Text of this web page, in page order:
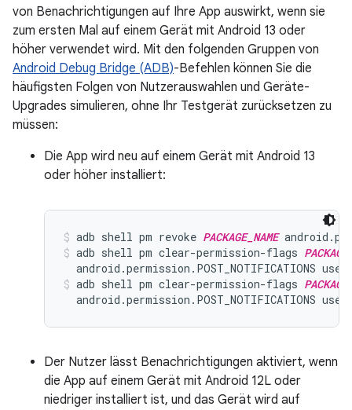
von Benachrichtigungen auf Ihre App auswirkt, wenn sie
zum ersten Mal auf einem Gerät mit Android 13 oder
höher verwendet wird. Mit den folgenden Gruppen von
Android Debug Bridge (ADB)-Befehlen können Sie die
häufigsten Folgen von Nutzerauswahlen und Geräte-
Upgrades simulieren, ohne Ihr Testgerät zurücksetzen zu
müssen:
Die App wird neu auf einem Gerät mit Android 13
oder höher installiert:
adb shell pm revoke PACKAGE_NAME
adb shell pm clear-permission-flags
android.permission.POST_NOTIFICATIONS
adb shell pm clear-permission-flags
android.permission.POST_NOTIFICATIONS
Der Nutzer lässt Benachrichtigungen aktiviert, wenn
die App auf einem Gerät mit Android 12L oder
niedriger installiert ist, und das Gerät wird auf